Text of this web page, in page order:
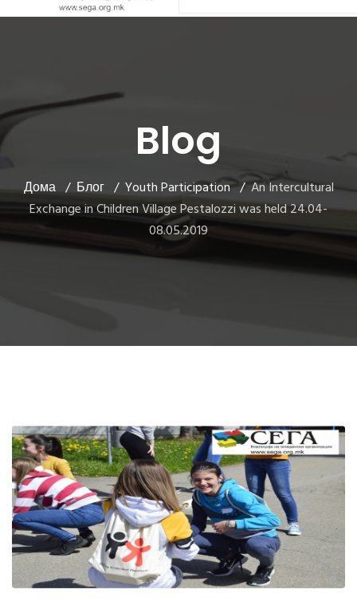
Blog
Дома Блог Youth Participation
An Intercultural
Exchange in Children Village Pestalozzi was held 24.04-
08.05.2019